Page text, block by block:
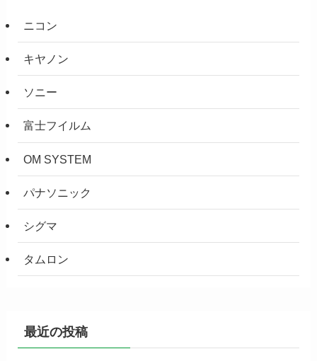
ニコン
キヤノン
ソニー
富士フイルム
OM SYSTEM
パナソニック
シグマ
タムロン
最近の投稿